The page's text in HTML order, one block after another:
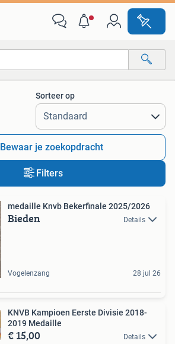
Alle afstanden…
Sorteer op
Bewaar je zoekopdracht
Filters
medaille Knvb Bekerfinale 2025/2026
Bieden Details
Vogelenzang 28 jul 26
KNVB Kampioen Eerste Divisie 2018-
2019 Medaille
€ 15,00 Details